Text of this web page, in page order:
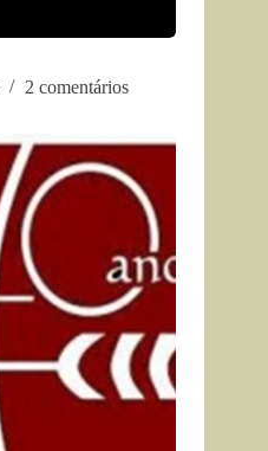
2 comentários